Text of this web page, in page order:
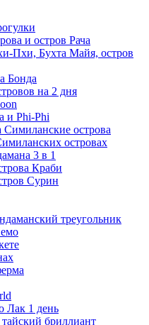
и остров Рача
Пхи, Бухта Майя, остров
Бонда
на 2 дня
и Phi-Phi
острова
островах
3 в 1
Краби
Сурин
треугольник
Лак 1 день
бриллиант